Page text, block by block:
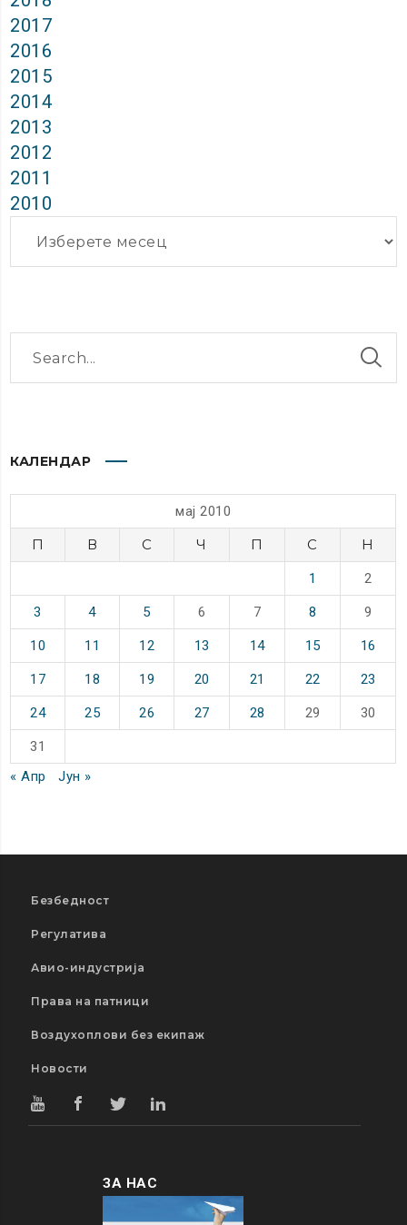
2017
2016
2015
2014
2013
2012
2011
2010
КАЛЕНДАР
мај 2010
П В С Ч П С Н
1 2
3 4 5 6 7 8 9
10 11 12 13 14 15 16
17 18 19 20 21 22 23
24 25 26 27 28 29 30
31
« Апр
Јун »
Безбедност
Регулатива
Авио-индустрија
Права на патници
Воздухоплови без екипаж
Новости
ЗА НАС